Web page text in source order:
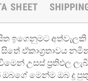
SHEET
ඉගෙනුමට
ඒකාග‍්‍රතාවය
උසස් ප‍්‍රතිඵල
මෙන්ම ඔබ දූ